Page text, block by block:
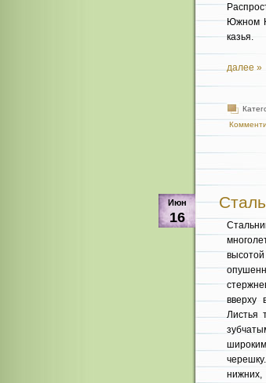
Южном
казья.
далее »
Июн
16
вверху
Листья